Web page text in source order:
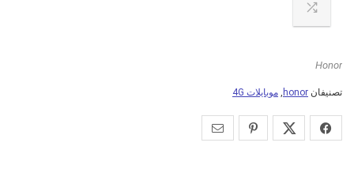
Honor
تصنيفان honor
, موبايلات 4G